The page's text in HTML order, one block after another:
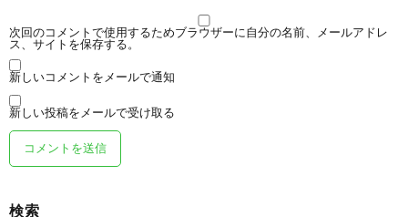
次回のコメントで使用するためブラウザーに自分の名前、メールアドレ
ス、サイトを保存する。
新しいコメントをメールで通知
新しい投稿をメールで受け取る
検索